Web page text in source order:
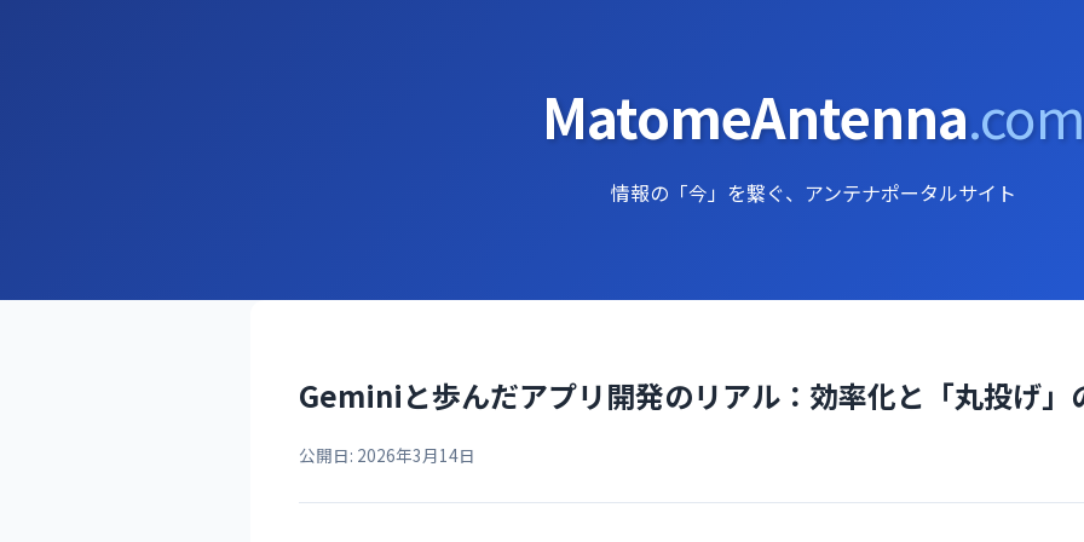
MatomeAntenna.com
情報の「今」を繋ぐ、アンテナポータルサイト
Geminiと歩んだアプリ開発のリアル：効率化と「丸投げ」
公開日: 2026年3月14日